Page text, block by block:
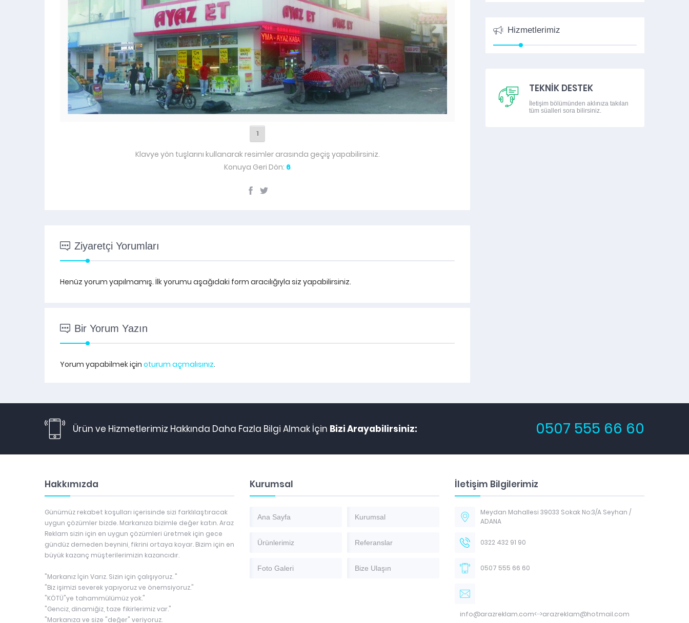
1
Klavye yön tuşlarını kullanarak resimler arasında geçiş yapabilirsiniz.
Konuya Geri Dön: 6
Ziyaretçi Yorumları
Henüz yorum yapılmamış. İlk yorumu aşağıdaki form aracılığıyla siz yapabilirsiniz.
Bir Yorum Yazın
Yorum yapabilmek için oturum açmalısınız.
Hizmetlerimiz
TEKNİK DESTEK
İletişim bölümünden aklınıza takılan
tüm süalleri sora bilirsiniz.
Ürün ve Hizmetlerimiz Hakkında Daha Fazla Bilgi Almak İçin Bizi Arayabilirsiniz: 0507 555 66 60
Hakkımızda
Günümüz rekabet koşulları içerisinde sizi farklılaştıracak
uygun çözümler bizde. Markanıza bizimle değer katın. Araz
Reklam sizin için en uygun çözümleri üretmek için gece
gündüz demeden beynini, fikrini ortaya koyar. Bizim için en
büyük kazanç müşterilerimizin kazancıdır.
"Markanız İçin Varız. Sizin için çalışıyoruz. "
"Biz işimizi severek yapıyoruz ve önemsiyoruz."
"KÖTÜ"ye tahammülümüz yok."
"Genciz, dinamiğiz, taze fikirlerimiz var."
"Markanıza ve size "değer" veriyoruz.
Kurumsal
Ana Sayfa Kurumsal
Ürünlerimiz Referanslar
Foto Galeri Bize Ulaşın
İletişim Bilgilerimiz
Meydan Mahallesi 39033 Sokak No:3/A Seyhan /
ADANA
0322 432 91 90
0507 555 66 60
info@arazreklam.com<···>arazreklam@hotmail.com